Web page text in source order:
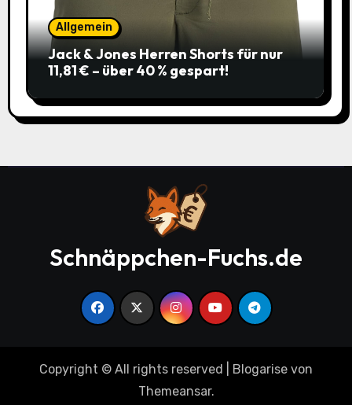
Allgemein
Jack & Jones Herren Shorts für nur
11,81 € – über 40 % gespart!
Schnäppchen-Fuchs.de
Copyright © All rights reserved Blogarise von
Themeansar.